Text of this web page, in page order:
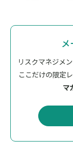
リスクマネジメ
ここだけの限定
マ